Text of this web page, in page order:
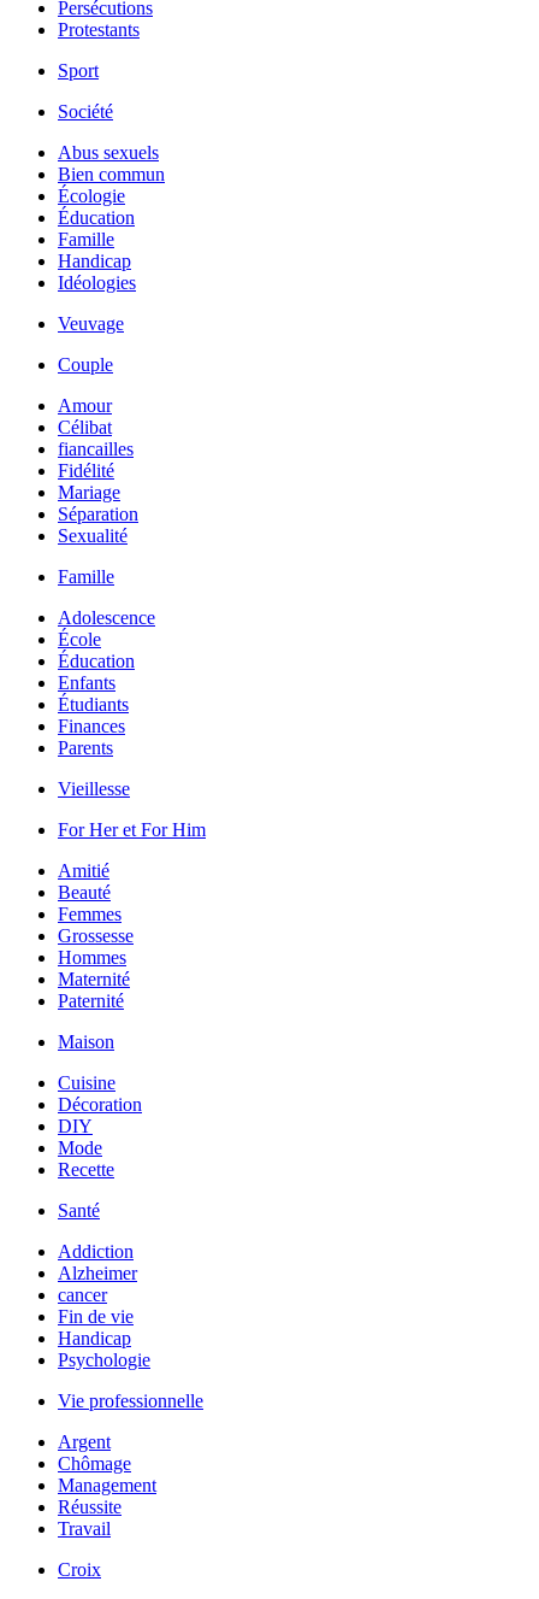
Persécutions
Protestants
Sport
Société
Abus sexuels
Bien commun
Écologie
Éducation
Famille
Handicap
Idéologies
Veuvage
Couple
Amour
Célibat
fiancailles
Fidélité
Mariage
Séparation
Sexualité
Famille
Adolescence
École
Éducation
Enfants
Étudiants
Finances
Parents
Vieillesse
For Her et For Him
Amitié
Beauté
Femmes
Grossesse
Hommes
Maternité
Paternité
Maison
Cuisine
Décoration
DIY
Mode
Recette
Santé
Addiction
Alzheimer
cancer
Fin de vie
Handicap
Psychologie
Vie professionnelle
Argent
Chômage
Management
Réussite
Travail
Croix